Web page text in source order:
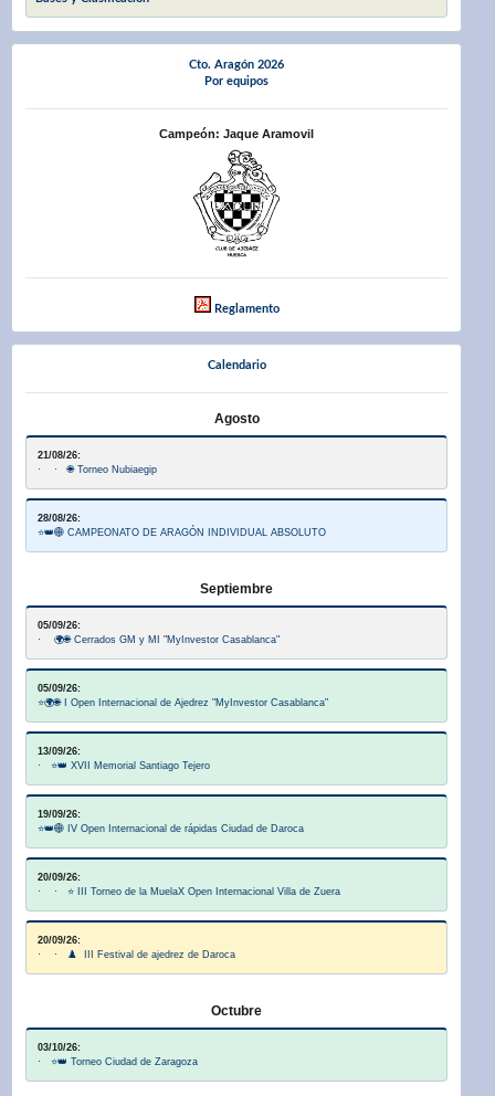
Cto. Aragón 2026
Por equipos
Campeón: Jaque Aramovil
Reglamento
Calendario
Agosto
21/08/26:
· · 🌐 Torneo Nubiaegip
28/08/26:
⭐👑🌐 CAMPEONATO DE ARAGÓN INDIVIDUAL ABSOLUTO
Septiembre
05/09/26:
· 🌍🌐 Cerrados GM y MI "MyInvestor Casablanca"
05/09/26:
⭐🌍🌐 I Open Internacional de Ajedrez "MyInvestor Casablanca"
13/09/26:
· ⭐👑 XVII Memorial Santiago Tejero
19/09/26:
⭐👑🌐 IV Open Internacional de rápidas Ciudad de Daroca
20/09/26:
· · ⭐ III Torneo de la MuelaX Open Internacional Villa de Zuera
20/09/26:
· · ♟️ III Festival de ajedrez de Daroca
Octubre
03/10/26:
· ⭐👑 Torneo Ciudad de Zaragoza